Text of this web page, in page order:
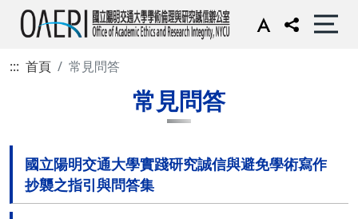
::: 首頁 常見問答
常見問答
國立陽明交通大學實踐研究誠信與避免學術寫作
抄襲之指引與問答集